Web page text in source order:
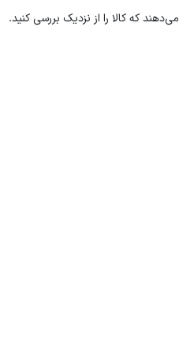
می‌دهند که کالا را از نزدیک بررسی کنید.